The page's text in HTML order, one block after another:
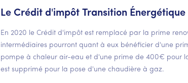
Le Crédit d'impôt Transition Énergétique
En 2020 le Crédit d'impôt est remplacé par la prime
intermédiaires pourront quant à eux bénéficier d'une
pompe à chaleur air-eau et d'une prime de 400€ pour
est supprimé pour la pose d'une chaudière à gaz.